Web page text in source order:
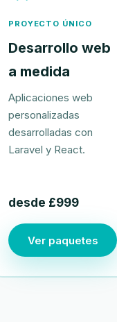
PROYECTO ÚNICO
Desarrollo web
a medida
Aplicaciones web
personalizadas
desarrolladas con
Laravel y React.
desde £999
Ver paquetes